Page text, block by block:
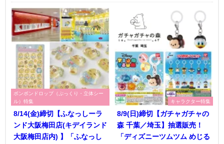
ボンボンドロップ（ぷっくり・立体シー
ル）特集
8/14(金)締切【ふなっしーラ
ンド大阪梅田店(キデイランド
大阪梅田店内) 】「ふなっし
キャラクター特集
8/9(日)締切【ガチャガチャの
森 千葉／埼玉】抽選販売！
「ディズニーツムツム めじる